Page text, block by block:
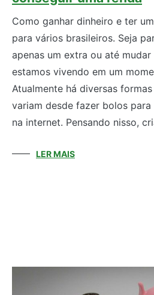
Como ganhar dinheiro e ter
para vários brasileiros. Seja
apenas um extra ou até
estamos vivendo em um
Atualmente há diversas
variam desde fazer bolos
na internet. Pensando nisso,
LER MAIS